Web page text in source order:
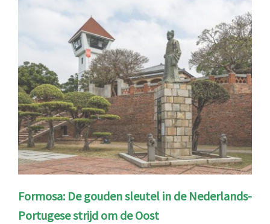
Formosa: De gouden sleutel in de Nederlands-
Portugese strijd om de Oost